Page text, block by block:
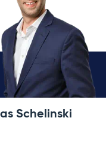
Schelinski